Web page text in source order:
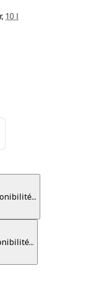
10 l
Nombre total